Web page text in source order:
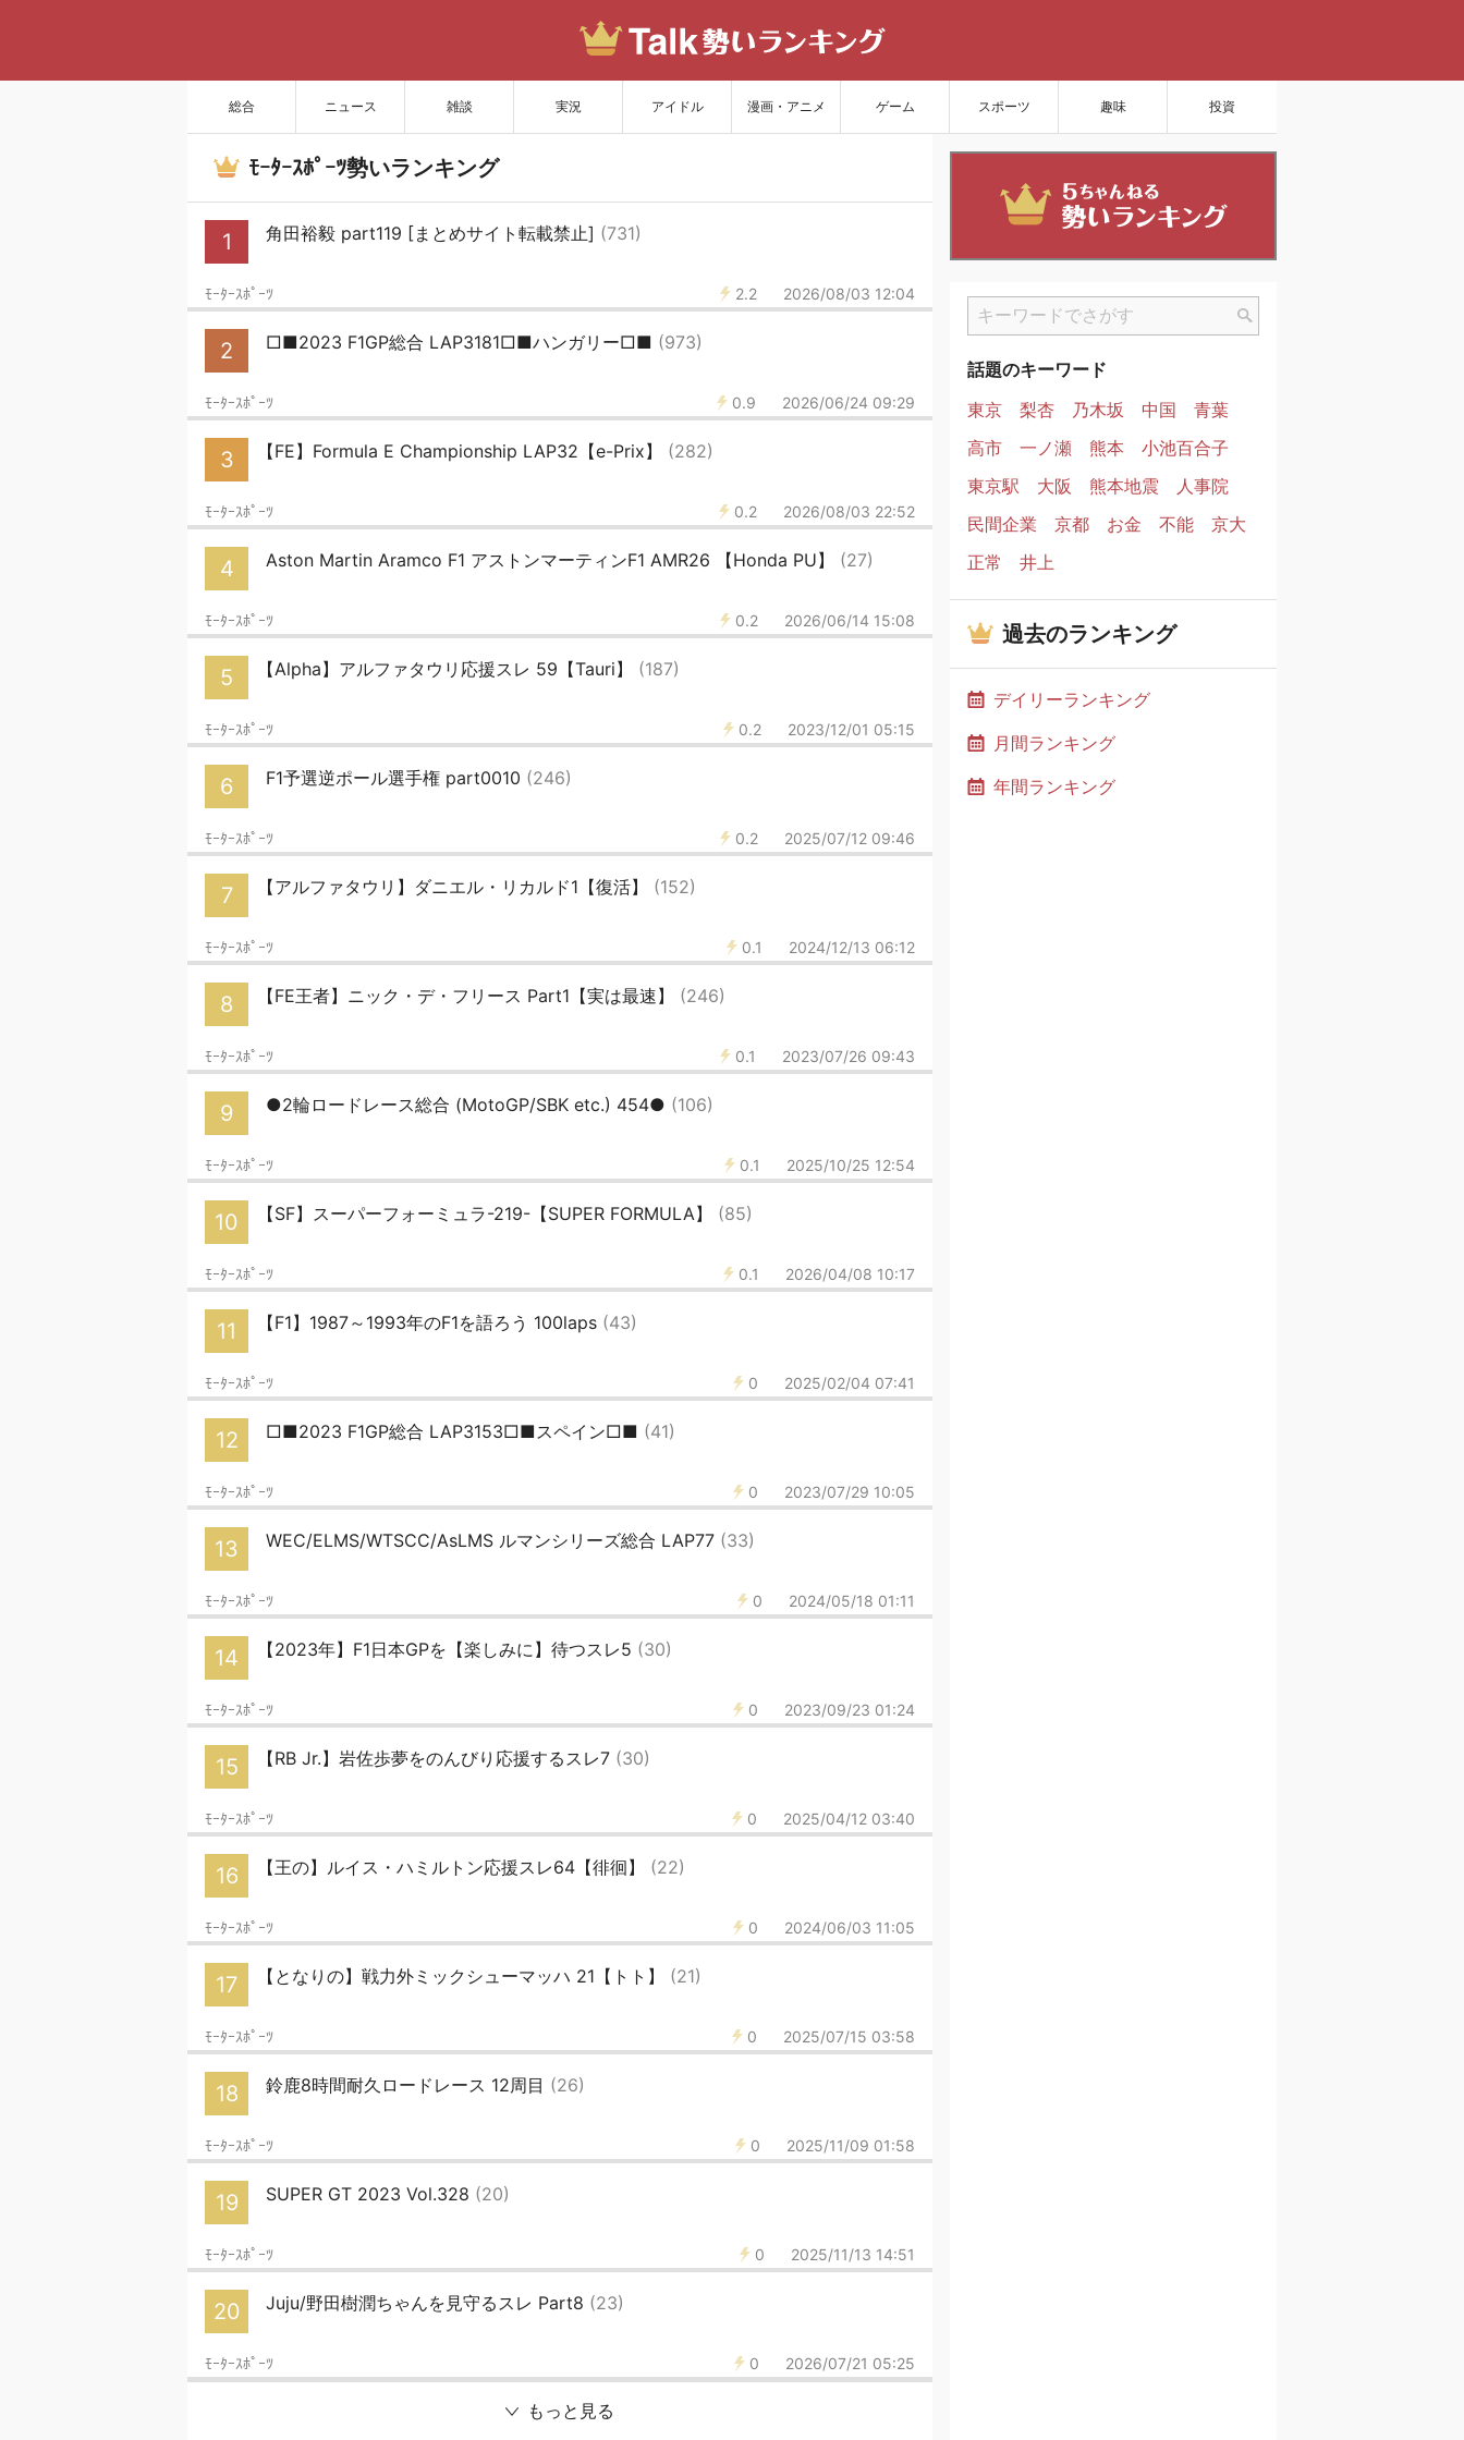
総合 ニュース 雑談 実況 アイドル 漫画・アニメ ゲーム スポーツ 趣味 投資
サイトを更新
ﾓｰﾀｰｽﾎﾟｰﾂ勢いランキング
1 角田裕毅 part119 [まとめサイト転載禁止] (731)
2.2 2026/08/03 12:04
ﾓｰﾀｰｽﾎﾟｰﾂ
2 □■2023 F1GP総合 LAP3181□■ハンガリー□■ (973)
0.9 2026/06/24 09:29
ﾓｰﾀｰｽﾎﾟｰﾂ
3 【FE】Formula E Championship LAP32【e-Prix】 (282)
0.2 2026/08/03 22:52
ﾓｰﾀｰｽﾎﾟｰﾂ
4 Aston Martin Aramco F1 アストンマーティンF1 AMR26 【Honda PU】 (27)
0.2 2026/06/14 15:08
ﾓｰﾀｰｽﾎﾟｰﾂ
5 【Alpha】アルファタウリ応援スレ 59【Tauri】 (187)
0.2 2023/12/01 05:15
ﾓｰﾀｰｽﾎﾟｰﾂ
6 F1予選逆ポール選手権 part0010 (246)
0.2 2025/07/12 09:46
ﾓｰﾀｰｽﾎﾟｰﾂ
7 【アルファタウリ】ダニエル・リカルド1【復活】 (152)
0.1 2024/12/13 06:12
ﾓｰﾀｰｽﾎﾟｰﾂ
8 【FE王者】ニック・デ・フリース Part1【実は最速】 (246)
0.1 2023/07/26 09:43
ﾓｰﾀｰｽﾎﾟｰﾂ
9 ●2輪ロードレース総合 (MotoGP/SBK etc.) 454● (106)
0.1 2025/10/25 12:54
ﾓｰﾀｰｽﾎﾟｰﾂ
10 【SF】スーパーフォーミュラ-219-【SUPER FORMULA】 (85)
0.1 2026/04/08 10:17
ﾓｰﾀｰｽﾎﾟｰﾂ
11 【F1】1987～1993年のF1を語ろう 100laps (43)
0 2025/02/04 07:41
ﾓｰﾀｰｽﾎﾟｰﾂ
12 □■2023 F1GP総合 LAP3153□■スペイン□■ (41)
0 2023/07/29 10:05
ﾓｰﾀｰｽﾎﾟｰﾂ
13 WEC/ELMS/WTSCC/AsLMS ルマンシリーズ総合 LAP77 (33)
0 2024/05/18 01:11
ﾓｰﾀｰｽﾎﾟｰﾂ
14 【2023年】F1日本GPを【楽しみに】待つスレ5 (30)
0 2023/09/23 01:24
ﾓｰﾀｰｽﾎﾟｰﾂ
15 【RB Jr.】岩佐歩夢をのんびり応援するスレ7 (30)
0 2025/04/12 03:40
ﾓｰﾀｰｽﾎﾟｰﾂ
16 【王の】ルイス・ハミルトン応援スレ64【徘徊】 (22)
0 2024/06/03 11:05
ﾓｰﾀｰｽﾎﾟｰﾂ
17 【となりの】戦力外ミックシューマッハ 21【トト】 (21)
0 2025/07/15 03:58
ﾓｰﾀｰｽﾎﾟｰﾂ
18 鈴鹿8時間耐久ロードレース 12周目 (26)
0 2025/11/09 01:58
ﾓｰﾀｰｽﾎﾟｰﾂ
19 SUPER GT 2023 Vol.328 (20)
0 2025/11/13 14:51
ﾓｰﾀｰｽﾎﾟｰﾂ
20 Juju/野田樹潤ちゃんを見守るスレ Part8 (23)
0 2026/07/21 05:25
ﾓｰﾀｰｽﾎﾟｰﾂ
もっと見る
話題のキーワード
東京
梨杏 乃木坂 中国
青葉
高市
一ノ瀬 熊本
小池百合子
東京駅
大阪 熊本地震
人事院
民間企業
京都 お金 不能
京大
正常
井上
過去のランキング
デイリーランキング
月間ランキング
年間ランキング